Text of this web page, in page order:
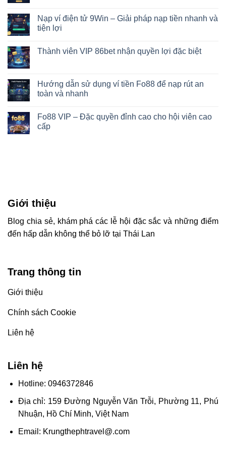
Nạp ví điện tử 9Win – Giải pháp nạp tiền nhanh và
tiện lợi
Thành viên VIP 86bet nhận quyền lợi đặc biệt
Hướng dẫn sử dụng ví tiền Fo88 để nạp rút an
toàn và nhanh
Fo88 VIP – Đặc quyền đỉnh cao cho hội viên cao
cấp
Giới thiệu
Blog chia sẻ, khám phá các lễ hội đặc sắc và những điểm
đến hấp dẫn không thể bỏ lỡ tại Thái Lan
Trang thông tin
Giới thiệu
Chính sách Cookie
Liên hệ
Liên hệ
Hotline: 0946372846
Địa chỉ: 159 Đường Nguyễn Văn Trỗi, Phường 11, Phú
Nhuận, Hồ Chí Minh, Việt Nam
Email: Krungthephtravel@.com